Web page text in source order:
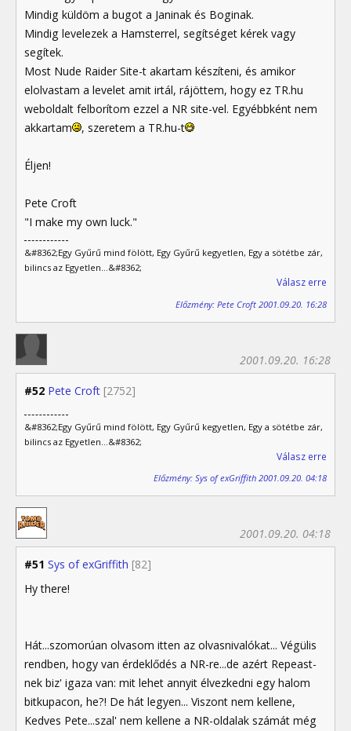
Mindig küldöm a bugot a Janinak és Boginak.
Mindig levelezek a Hamsterrel, segítséget kérek vagy
segítek.
Most Nude Raider Site-t akartam készíteni, és amikor
elolvastam a levelet amit irtál, rájöttem, hogy ez TR.hu
weboldalt felborítom ezzel a NR site-vel. Egyébbként nem
akkartam
, szeretem a TR.hu-t
Éljen!
Pete Croft
"I make my own luck."
&#8362;Egy Gyűrű mind fölött, Egy Gyűrű kegyetlen, Egy a sötétbe zár,
bilincs az Egyetlen...&#8362;
Válasz erre
Előzmény: Pete Croft 2001.09.20. 16:28
#52 Pete Croft [2752]
2001.09.20. 16:28
&#8362;Egy Gyűrű mind fölött, Egy Gyűrű kegyetlen, Egy a sötétbe zár,
bilincs az Egyetlen...&#8362;
Válasz erre
Előzmény: Sys of exGriffith 2001.09.20. 04:18
#51 Sys of exGriffith [82]
2001.09.20. 04:18
Hy there!
Hát...szomorúan olvasom itten az olvasnivalókat... Végülis
rendben, hogy van érdeklődés a NR-re...de azért Repeast-
nek biz' igaza van: mit lehet annyit élvezkedni egy halom
bitkupacon, he?! De hát legyen... Viszont nem kellene,
Kedves Pete...szal' nem kellene a NR-oldalak számát még